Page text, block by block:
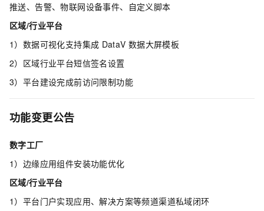
推送、告警、物联网设备事件、自定义脚本
区域/行业平台
1）数据可视化支持集成 DataV 数据大屏模板
2）区域行业平台短信签名设置
3）平台建设完成前访问限制功能
功能变更公告
数字工厂
1）边缘应用组件安装功能优化
区域/行业平台
1）平台门户实现应用、解决方案等频道渠道私域闭环